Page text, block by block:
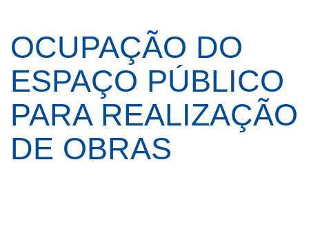
OCUPAÇÃO DO
ESPAÇO PÚBLICO
PARA REALIZAÇÃO
DE OBRAS